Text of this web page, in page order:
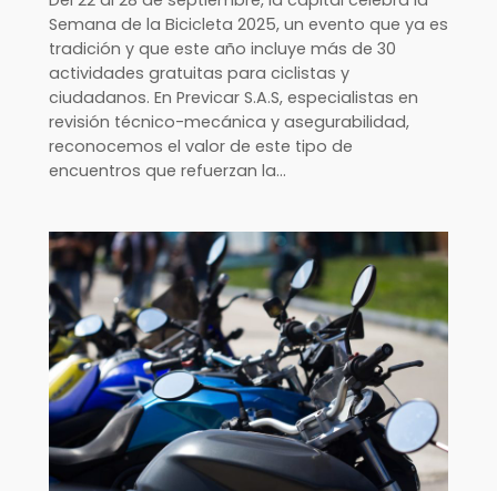
Semana de la Bicicleta 2025, un evento que ya es
tradición y que este año incluye más de 30
actividades gratuitas para ciclistas y
ciudadanos. En Previcar S.A.S, especialistas en
revisión técnico-mecánica y asegurabilidad,
reconocemos el valor de este tipo de
encuentros que refuerzan la…